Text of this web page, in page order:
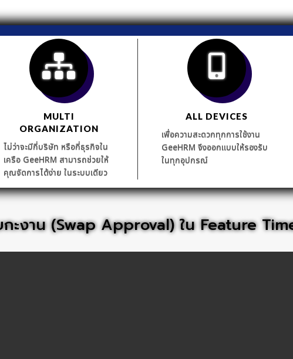
MULTI
ORGANIZATION
ไม่ว่าจะมีกี่บริษัท หรือกี่ธุรกิจใน
เครือ GeeHRM สามารถช่วยให้
คุณจัดการได้ง่าย ในระบบเดียว
ALL DEVICES
เพื่อความสะดวกทุกการใช้งาน
GeeHRM จึงออกแบบให้รองรับ
ในทุกอุปกรณ์
ะงาน (Swap Approval) ใน Feature